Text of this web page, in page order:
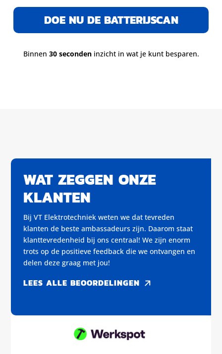
Binnen 30 secondeninzicht in wat je kunt besparen.
WAT ZEGGEN ONZE
KLANTEN
Bij VT Elektrotechniek weten we dat tevreden
klanten de beste ambassadeurs zijn. Daarom staat
klanttevredenheid bij ons centraal! We zijn enorm
trots op de positieve feedback die we ontvangen en
delen deze graag met jou!
LEES ALLE BEOORDELINGEN